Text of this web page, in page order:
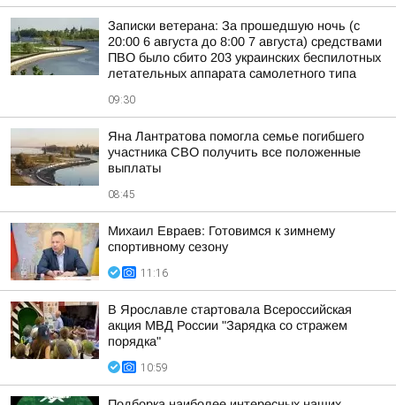
Записки ветерана: За прошедшую ночь (с
20:00 6 августа до 8:00 7 августа) средствами
ПВО было сбито 203 украинских беспилотных
летательных аппарата самолетного типа
09:30
Яна Лантратова помогла семье погибшего
участника СВО получить все положенные
выплаты
08:45
Михаил Евраев: Готовимся к зимнему
спортивному сезону
11:16
В Ярославле стартовала Всероссийская
акция МВД России "Зарядка со стражем
порядка"
10:59